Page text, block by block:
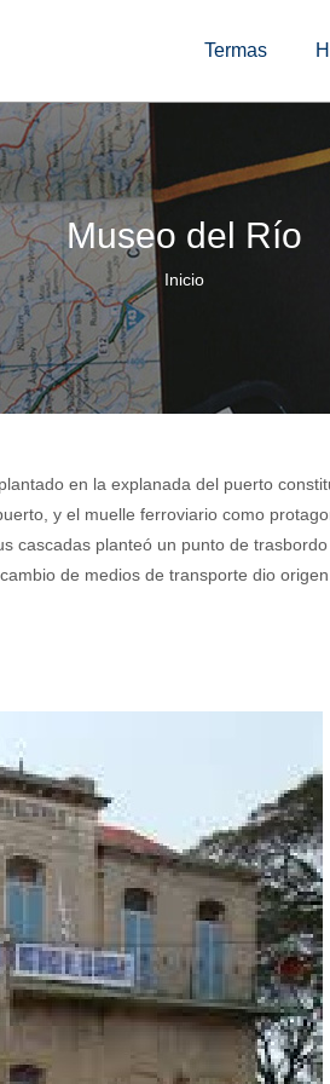
Navigation
Termas
Museo del Río
Sobrescribir
ayuda
la
Inicio
en la explanada del puerto
y el muelle ferroviario como
cascadas planteó un punto de
de medios de transporte dio